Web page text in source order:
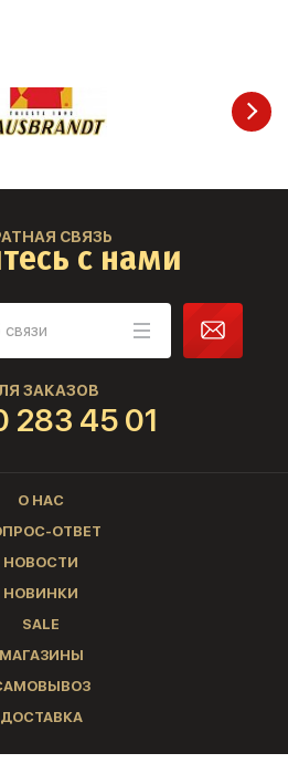
СВЯЗЬ
с нами
ЗАКАЗОВ
283 45 01
О НАС
ОТВЕТ
НОВОСТИ
НОВИНКИ
SALE
МАГАЗИНЫ
ДОСТАВКА